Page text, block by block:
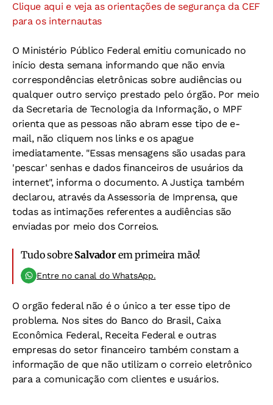
Clique aqui e veja as orientações de segurança da CEF
para os internautas
O Ministério Público Federal emitiu comunicado no
início desta semana informando que não envia
correspondências eletrônicas sobre audiências ou
qualquer outro serviço prestado pelo órgão. Por meio
da Secretaria de Tecnologia da Informação, o MPF
orienta que as pessoas não abram esse tipo de e-
mail, não cliquem nos links e os apague
imediatamente. "Essas mensagens são usadas para
'pescar' senhas e dados financeiros de usuários da
internet", informa o documento. A Justiça também
declarou, através da Assessoria de Imprensa, que
todas as intimações referentes a audiências são
enviadas por meio dos Correios.
Tudo sobre Salvadorem primeira mão!
Entre no canal do WhatsApp.
O orgão federal não é o único a ter esse tipo de
problema. Nos sites do Banco do Brasil, Caixa
Econômica Federal, Receita Federal e outras
empresas do setor financeiro também constam a
informação de que não utilizam o correio eletrônico
para a comunicação com clientes e usuários.